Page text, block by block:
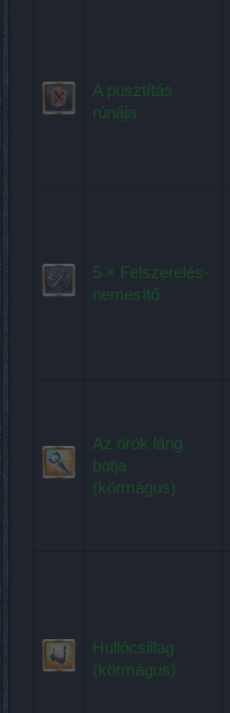
A pusztítás
rúnája
5 × Felszerelés-
nemesítő
Az örök láng
botja
(körmágus)
Hullócsillag
(körmágus)